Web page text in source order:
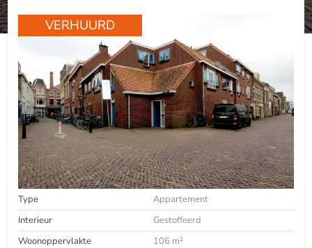
VERHUURD
Type
Appartement
Interieur
Gestoffeerd
Woonoppervlakte
106 m²